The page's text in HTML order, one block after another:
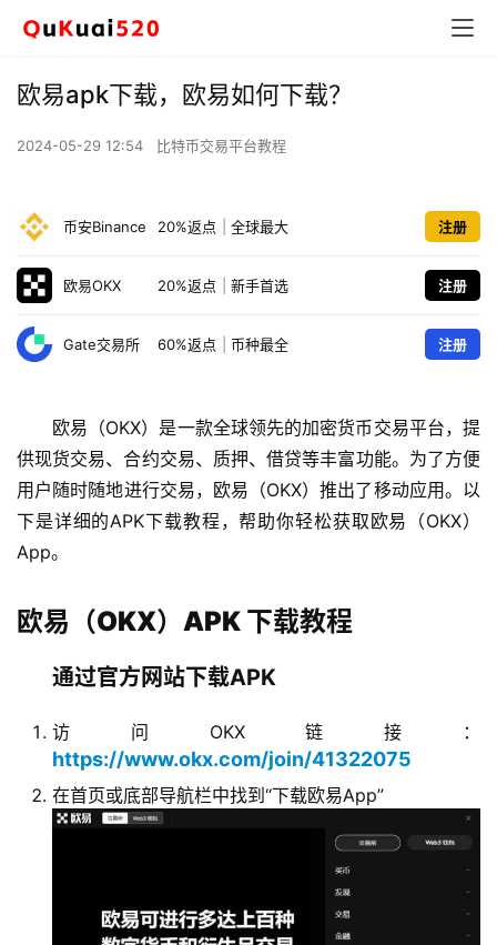
欧易apk下载，欧易如何下载？
2024-05-29 12:54 比特币交易平台教程
币安Binance 20%返点 全球最大 注册
欧易OKX 20%返点 新手首选 注册
Gate交易所 60%返点 币种最全 注册
欧易（OKX）是一款全球领先的加密货币交易平台，提
供现货交易、合约交易、质押、借贷等丰富功能。为了方便
用户随时随地进行交易，欧易（OKX）推出了移动应用。以
下是详细的APK下载教程，帮助你轻松获取欧易（OKX）
App。
欧易（OKX）APK 下载教程
通过官方网站下载APK
访问OKX链接：
https://www.okx.com/join/41322075
在首页或底部导航栏中找到“下载欧易App”